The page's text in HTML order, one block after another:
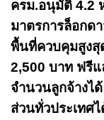
ครม.อนุมัติ 4.2
มาตรการล็อกด
พื้นที่ควบคุมสูงสุ
2,500 บาท ฟรี
จำนวนลูกจ้างไ
ส่วนทั่วประเทศ